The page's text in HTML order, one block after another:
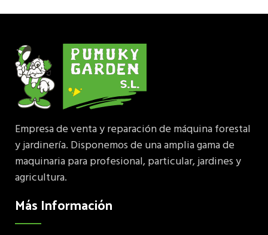
Empresa de venta y reparación de máquina forestal
y jardinería. Disponemos de una amplia gama de
maquinaria para profesional, particular, jardines y
agricultura.
Más Información